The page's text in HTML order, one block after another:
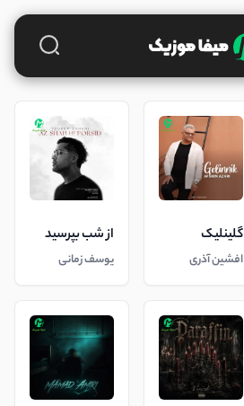
گلینلیک
افشین آذری
از شب بپرسید
یوسف زمانی